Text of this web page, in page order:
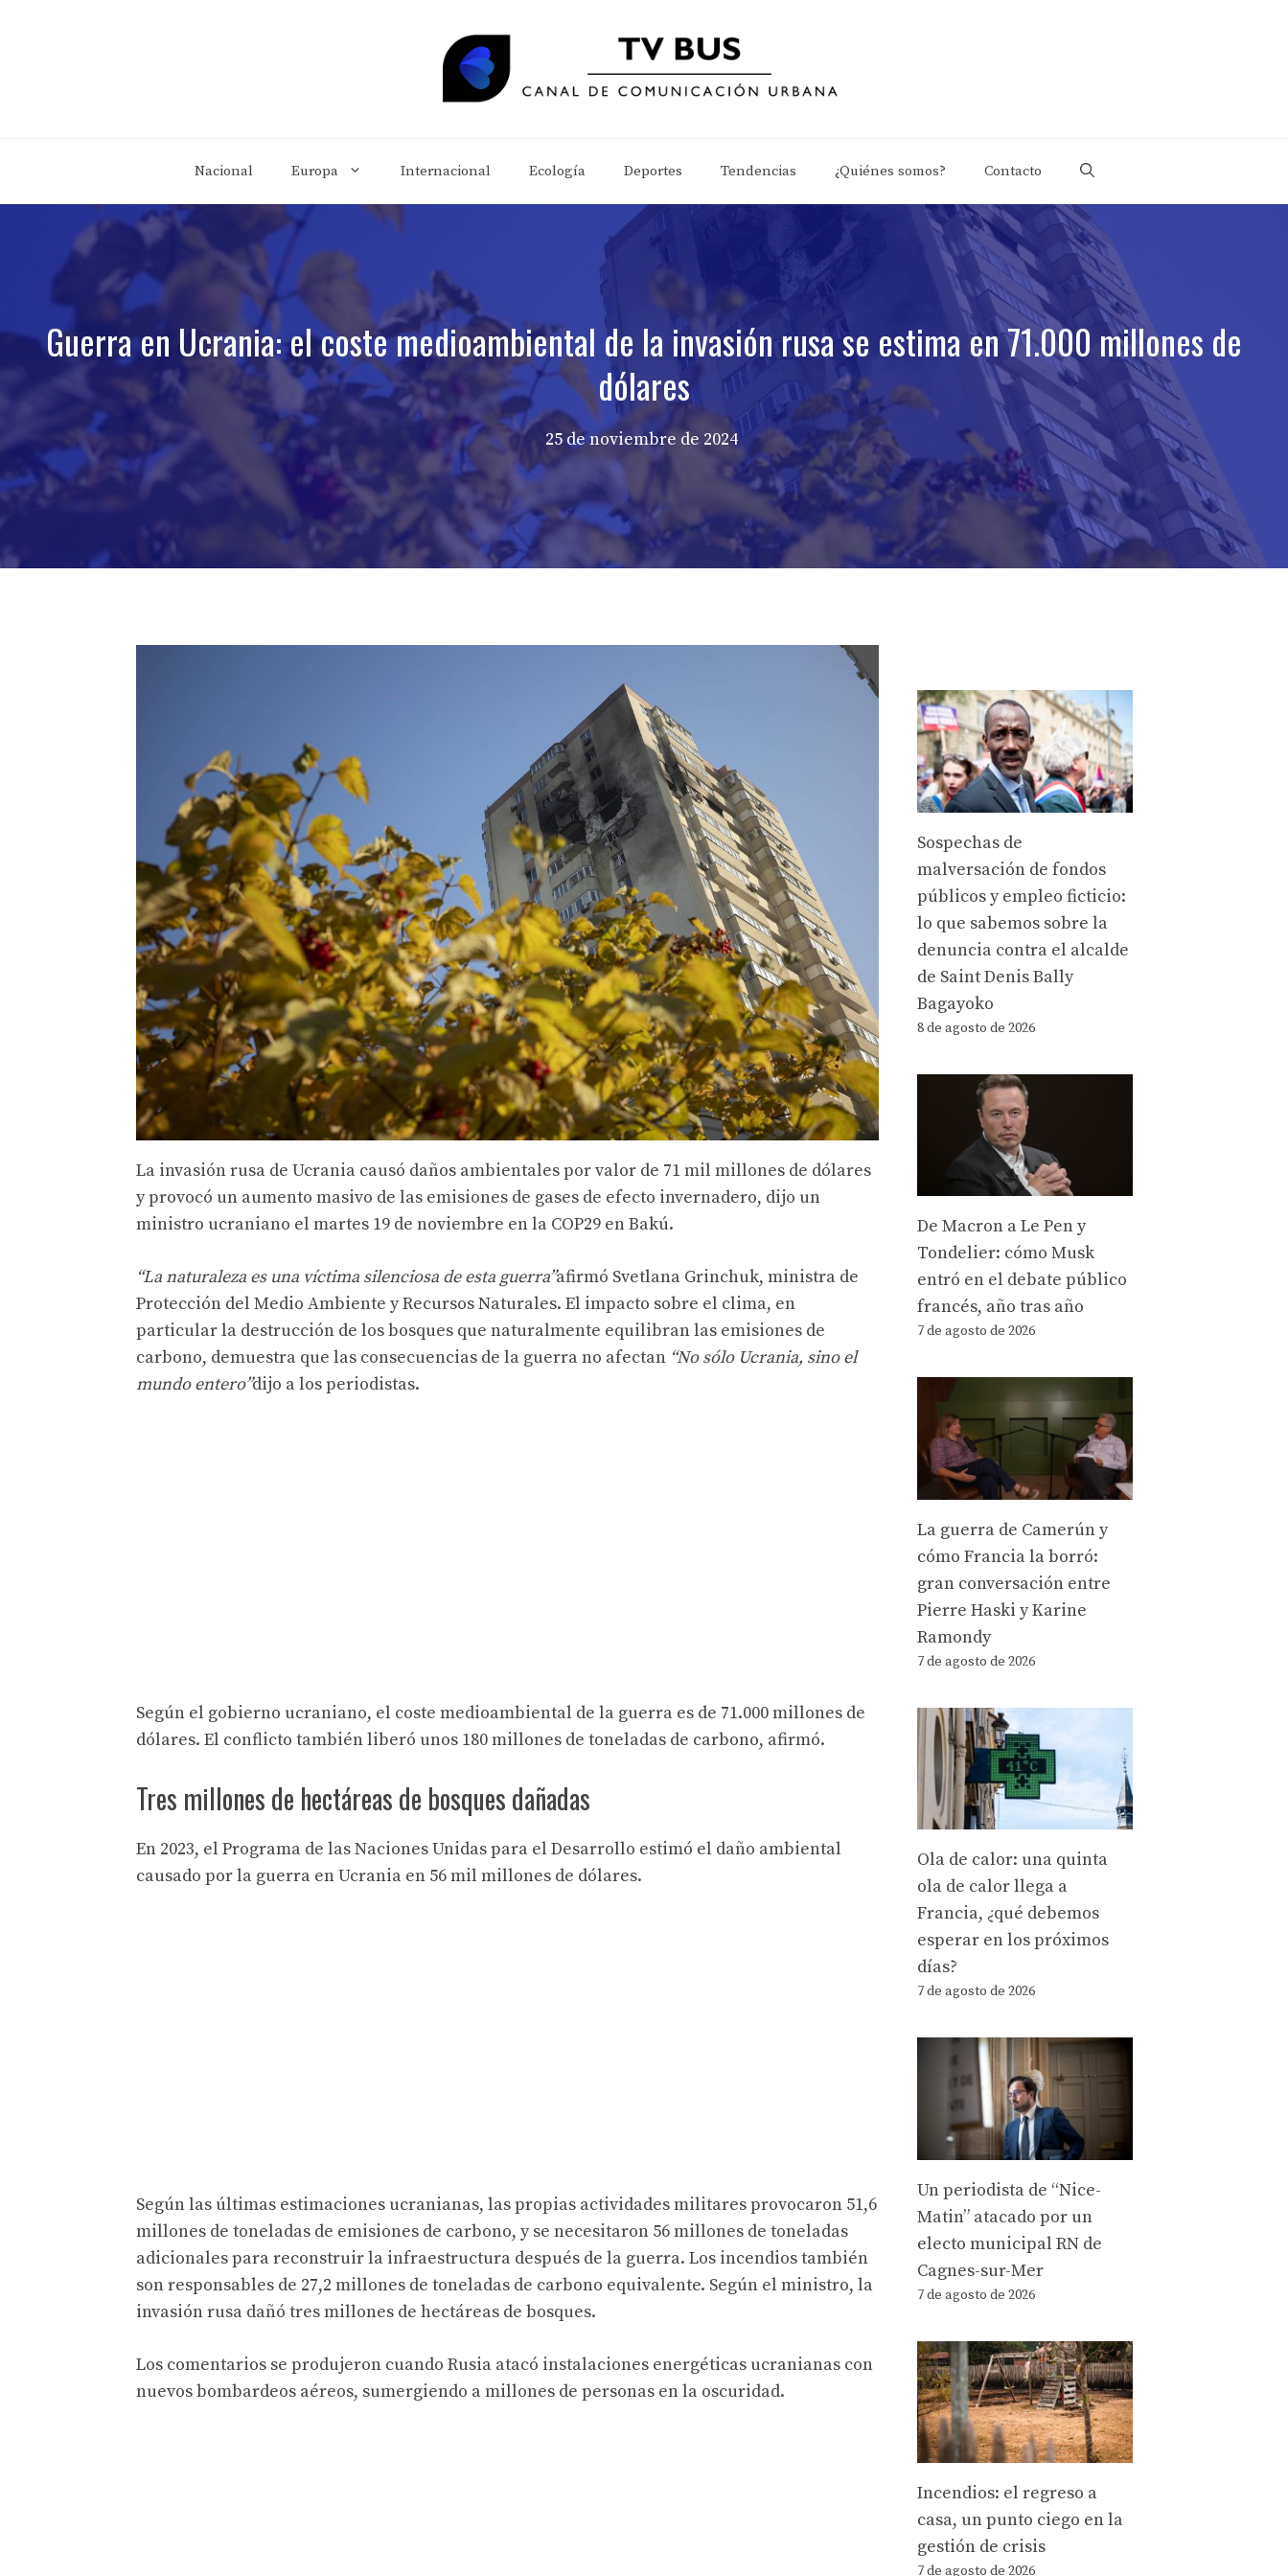
Nacional Europa Internacional Ecología Deportes Tendencias ¿Quiénes somos? Contacto
Guerra en Ucrania: el coste medioambiental de la invasión rusa se estima en 71.000 millones de
dólares
25 de noviembre de 2024
La invasión rusa de Ucrania causó daños ambientales por valor de 71 mil millones de dólares
y provocó un aumento masivo de las emisiones de gases de efecto invernadero, dijo un
ministro ucraniano el martes 19 de noviembre en la COP29 en Bakú.
“La naturaleza es una víctima silenciosa de esta guerra”afirmó Svetlana Grinchuk, ministra de
Protección del Medio Ambiente y Recursos Naturales. El impacto sobre el clima, en
particular la destrucción de los bosques que naturalmente equilibran las emisiones de
carbono, demuestra que las consecuencias de la guerra no afectan “No sólo Ucrania, sino el
mundo entero”dijo a los periodistas.
Según el gobierno ucraniano, el coste medioambiental de la guerra es de 71.000 millones de
dólares. El conflicto también liberó unos 180 millones de toneladas de carbono, afirmó.
Tres millones de hectáreas de bosques dañadas
En 2023, el Programa de las Naciones Unidas para el Desarrollo estimó el daño ambiental
causado por la guerra en Ucrania en 56 mil millones de dólares.
Según las últimas estimaciones ucranianas, las propias actividades militares provocaron 51,6
millones de toneladas de emisiones de carbono, y se necesitaron 56 millones de toneladas
adicionales para reconstruir la infraestructura después de la guerra. Los incendios también
son responsables de 27,2 millones de toneladas de carbono equivalente. Según el ministro, la
invasión rusa dañó tres millones de hectáreas de bosques.
Los comentarios se produjeron cuando Rusia atacó instalaciones energéticas ucranianas con
nuevos bombardeos aéreos, sumergiendo a millones de personas en la oscuridad.
Sospechas de
malversación de fondos
públicos y empleo ficticio:
lo que sabemos sobre la
denuncia contra el alcalde
de Saint Denis Bally
Bagayoko
8 de agosto de 2026
De Macron a Le Pen y
Tondelier: cómo Musk
entró en el debate público
francés, año tras año
7 de agosto de 2026
La guerra de Camerún y
cómo Francia la borró:
gran conversación entre
Pierre Haski y Karine
Ramondy
7 de agosto de 2026
Ola de calor: una quinta
ola de calor llega a
Francia, ¿qué debemos
esperar en los próximos
días?
7 de agosto de 2026
Un periodista de “Nice-
Matin” atacado por un
electo municipal RN de
Cagnes-sur-Mer
7 de agosto de 2026
Incendios: el regreso a
casa, un punto ciego en la
gestión de crisis
7 de agosto de 2026